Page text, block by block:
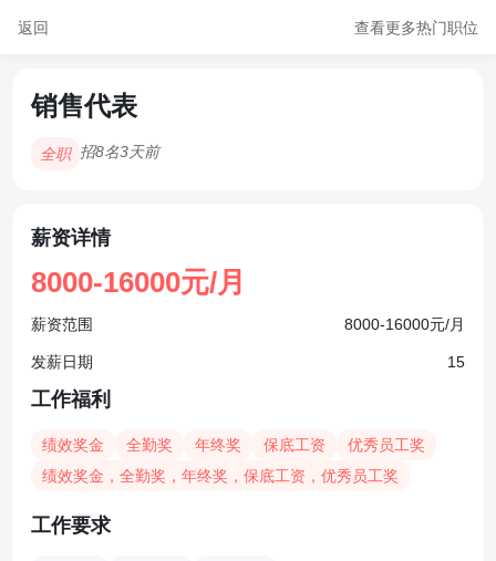
返回 查看更多热门职位
销售代表
全职 招8名3天前
薪资详情
8000-16000元/月
薪资范围 8000-16000元/月
发薪日期 15
工作福利
绩效奖金 全勤奖 年终奖 保底工资
优秀员工奖
绩效奖金，全勤奖，年终奖，保底工资，优秀员工奖
工作要求